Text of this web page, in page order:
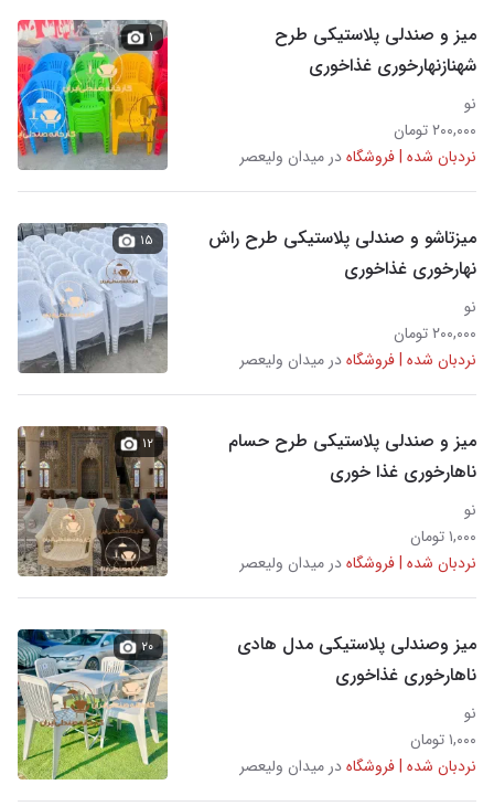
میز و صندلی پلاستیکی طرح
شهنازنهارخوری غذاخوری
نو
۲۰۰,۰۰۰ تومان
نردبان شده | فروشگاهدر میدان ولیعصر
۱
میزتاشو و صندلی پلاستیکی طرح راش
نهارخوری غذاخوری
نو
۲۰۰,۰۰۰ تومان
نردبان شده | فروشگاهدر میدان ولیعصر
۱۵
میز و صندلی پلاستیکی طرح حسام
ناهارخوری غذا خوری
نو
۱,۰۰۰ تومان
نردبان شده | فروشگاهدر میدان ولیعصر
۱۲
میز وصندلی پلاستیکی مدل هادی
ناهارخوری غذاخوری
نو
۱,۰۰۰ تومان
نردبان شده | فروشگاهدر میدان ولیعصر
۲۰